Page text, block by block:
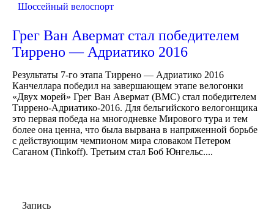
Шоссейный велоспорт
Грег Ван Авермат стал победителем
Тиррено — Адриатико 2016
Результаты 7-го этапа Тиррено — Адриатико 2016
Канчеллара победил на завершающем этапе велогонки
«Двух морей» Грег Ван Авермат (BMC) стал победителем
Тиррено-Адриатико-2016. Для бельгийского велогонщика
это первая победа на многодневке Мирового тура и тем
более она ценна, что была вырвана в напряженной борьбе
с действующим чемпионом мира словаком Петером
Саганом (Tinkoff). Третьим стал Боб Юнгельс....
Запись